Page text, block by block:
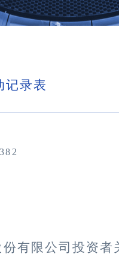
记录表
证券简
有限公司投资者